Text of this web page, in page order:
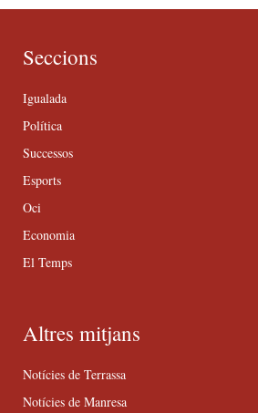
Seccions
Igualada
Política
Successos
Esports
Oci
Economia
El Temps
Altres mitjans
Notícies de Terrassa
Notícies de Manresa